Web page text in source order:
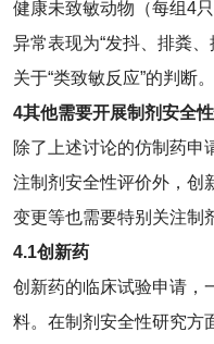
健康未致敏动物（每组4
异常表现为“发抖、排粪
关于“类致敏反应”的判断。
4其他需要开展制剂安全
除了上述讨论的仿制药申
注制剂安全性评价外，创
变更等也需要特别关注制
4.1创新药
创新药的临床试验申请，
料。在制剂安全性研究方